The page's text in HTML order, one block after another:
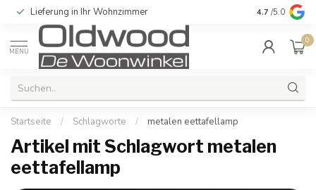
Lieferung in Ihr Wohnzimmer Qualität und
4.7 /5.0
MENU
0
Startseite / Schlagworte / metalen eettafellamp
Artikel mit Schlagwort metalen
eettafellamp